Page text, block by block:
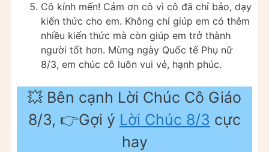
Cô kính mến! Cảm ơn cô vì cô đã chỉ bảo, dạy
kiến thức cho em. Không chỉ giúp em có thêm
nhiều kiến thức mà còn giúp em trở thành
người tốt hơn. Mừng ngày Quốc tế Phụ nữ
8/3, em chúc cô luôn vui vẻ, hạnh phúc.
💥 Bên cạnh Lời Chúc Cô Giáo
8/3, 👉Gợi ý Lời Chúc 8/3 cực
hay